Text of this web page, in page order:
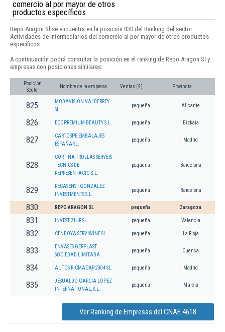
comercio al por mayor de otros
productos específicos
Repo Aragon Sl se encuentra en la posición 830 del Ranking del sector
Actividades de intermediarios del comercio al por mayor de otros productos
específicos.
A continuación podrá consultar la posición en el ranking de Repo Aragon Sl y
empresas con posiciones similares:
Posición
Sector
Nombre de la empresa Ventas (€) Provincia
825
MODAVISION VALDERREY
SL
pequeña Alicante
826 ECOPREMIUM BEAUTY S.L. pequeña Bizkaia
827
CARTOSPE EMBALAJES
ESPAÑA SL.
pequeña Madrid
828
CORTINA TRULLAS SERVEIS
TECNICS DE
REPRESENTACIO S.L.
pequeña Barcelona
829
RECASENS I GONZALEZ
INVESTMENTS S.L.
pequeña Barcelona
830 REPO ARAGON SL pequeña Zaragoza
831 INVEST ZIUR SL pequeña Valencia
832 CENDOYA SERVIWINE SL pequeña La Rioja
833
ENVASES GERPLAST
SOCIEDAD LIMITADA
pequeña Cuenca
834 AUTOS RICMACAR 2304 SL. pequeña Madrid
835
JESUALDO GARCIA LOPEZ
INTERNATIONAL, S.L.
pequeña Murcia
Ver Ranking de Empresas del CNAE 4618